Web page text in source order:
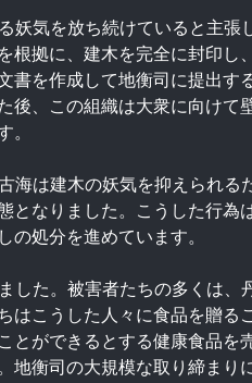
妖気を放ち続けていると主張
拠に、建木を完全に封印し
を作成して地衡司に提出す
、この組織は大衆に向けて
。
海は建木の妖気を抑えられる
なりました。こうした行為
処分を進めています。
た。被害者たちの多くは、
こうした人々に食品を贈る
とができるとする健康食品を
衡司の大規模な取り締まり